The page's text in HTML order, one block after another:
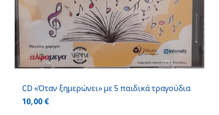
CD «Όταν ξημερώνει» με 5 παιδικά τραγούδια
10,00€